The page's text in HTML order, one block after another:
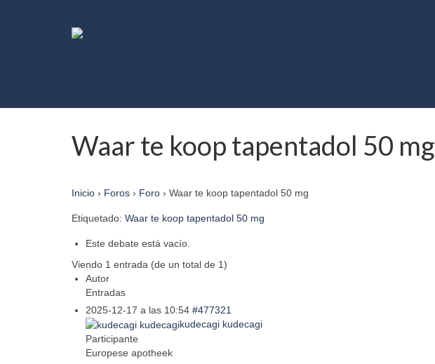
Waar te koop tapentadol 50 mg
Inicio › Foros › Foro › Waar te koop tapentadol 50 mg
Etiquetado: Waar te koop tapentadol 50 mg
Este debate está vacío.
Viendo 1 entrada (de un total de 1)
Autor
Entradas
2025-12-17 a las 10:54 #477321
kudecagi kudecagi
Participante
Europese apotheek